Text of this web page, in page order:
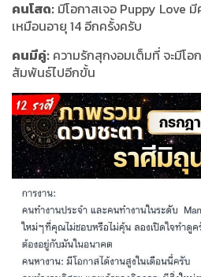
คนโสด: มีโอกาสเจอ Puppy Love
เหมือนอายุ 14 อีกครั้งครับ
คนมีคู่: ความรักสุกงอมเต็มที่ จะมีโ
สัมพันธ์ไปอีกขั้น